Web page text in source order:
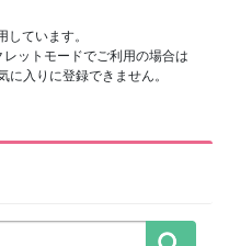
しています。
ットモードでご利用の場合は
入りに登録できません。